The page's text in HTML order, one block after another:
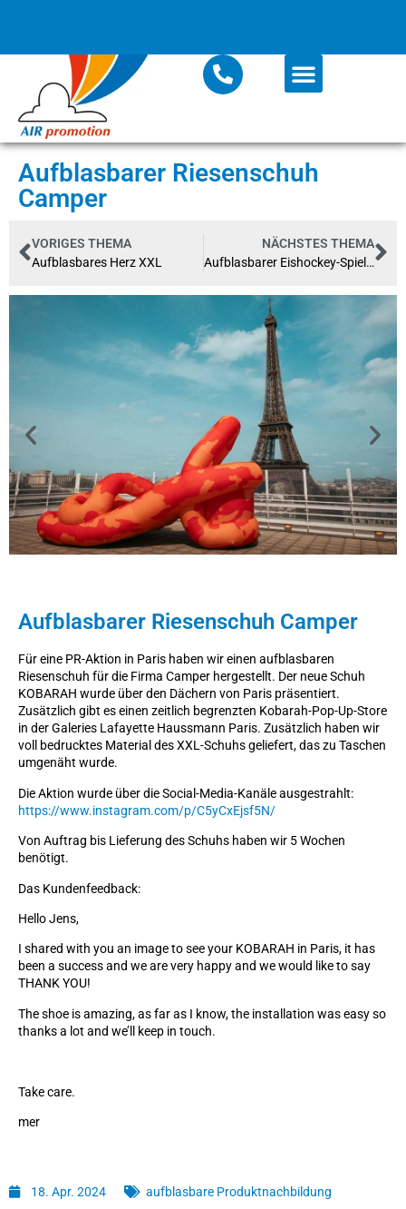
Aufblasbarer Riesenschuh
Camper
VORIGES THEMA
Aufblasbares Herz XXL
NÄCHSTES THEMA
Aufblasbarer Eishockey-Spieler EHC-Berlin
Aufblasbarer Riesenschuh Camper
Für eine PR-Aktion in Paris haben wir einen aufblasbaren
Riesenschuh für die Firma Camper hergestellt. Der neue Schuh
KOBARAH wurde über den Dächern von Paris präsentiert.
Zusätzlich gibt es einen zeitlich begrenzten Kobarah-Pop-Up-Store
in der Galeries Lafayette Haussmann Paris. Zusätzlich haben wir
voll bedrucktes Material des XXL-Schuhs geliefert, das zu Taschen
umgenäht wurde.
Die Aktion wurde über die Social-Media-Kanäle ausgestrahlt:
https://www.instagram.com/p/C5yCxEjsf5N/
Von Auftrag bis Lieferung des Schuhs haben wir 5 Wochen
benötigt.
Das Kundenfeedback:
Hello Jens,
I shared with you an image to see your KOBARAH in Paris, it has
been a success and we are very happy and we would like to say
THANK YOU!
The shoe is amazing, as far as I know, the installation was easy so
thanks a lot and we’ll keep in touch.
Take care.
mer
18. Apr. 2024 aufblasbare Produktnachbildung